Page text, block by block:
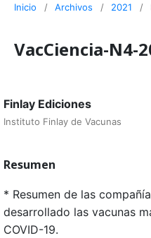
Inicio / Archivos / 2021 /
VacCiencia-N4-
Finlay Ediciones
Instituto Finlay de Vacunas
Resumen
* Resumen de las
desarrollado las vacunas
COVID-19.